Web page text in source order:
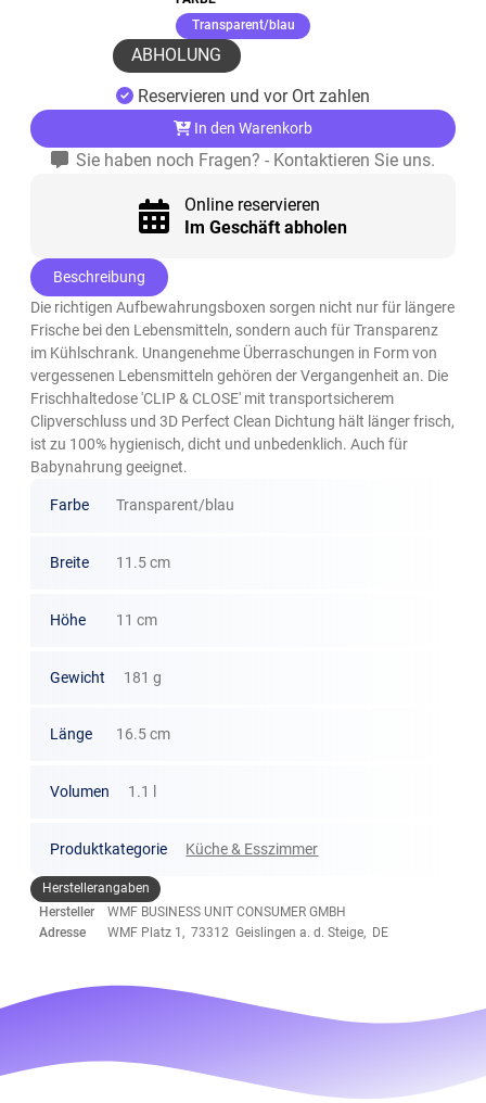
Transparent/blau(ausgewählt)
ABHOLUNG
Reservieren und vor Ort zahlen
In den Warenkorb
Sie haben noch Fragen? - Kontaktieren Sie uns.
Online reservieren
Im Geschäft abholen
Beschreibung
Die richtigen Aufbewahrungsboxen sorgen nicht nur für längere
Frische bei den Lebensmitteln, sondern auch für Transparenz
im Kühlschrank. Unangenehme Überraschungen in Form von
vergessenen Lebensmitteln gehören der Vergangenheit an. Die
Frischhaltedose 'CLIP & CLOSE' mit transportsicherem
Clipverschluss und 3D Perfect Clean Dichtung hält länger frisch,
ist zu 100% hygienisch, dicht und unbedenklich. Auch für
Babynahrung geeignet.
Farbe Transparent/blau
Breite 11.5 cm
Höhe 11 cm
Gewicht 181 g
Länge 16.5 cm
Volumen 1.1 l
Produktkategorie Küche & Esszimmer
Herstellerangaben
Hersteller
WMF BUSINESS UNIT CONSUMER GMBH
Adresse
WMF Platz 1, 73312 Geislingen a. d. Steige, DE